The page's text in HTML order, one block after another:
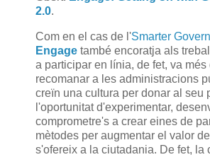
2.0.
Com en el cas de l'Smarter
Engage també encoratja als
a participar en línia, de fet, va més
recomanar a les administracions
creïn una cultura per donar al seu
l'oportunitat d'experimentar,
comprometre's a crear eines de
mètodes per augmentar el valor
s'ofereix a la ciutadania. De fet, la